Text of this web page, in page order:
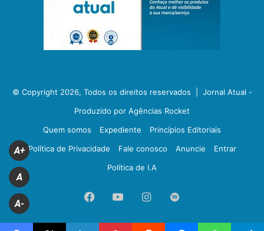
© Copyright 2026, Todos os direitos reservados | Jornal Atual -
Produzido por Agências Rocket
Quem somos
Expediente
Princípios Editoriais
Política de Privacidade
Fale conosco Anuncie
Entrar
Política de I.A
FacebookYouTubeInstagram
Spotify
A+
A
A-